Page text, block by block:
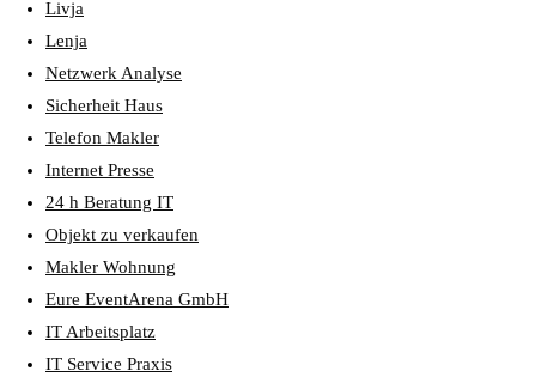
Livja
Lenja
Netzwerk Analyse
Sicherheit Haus
Telefon Makler
Internet Presse
24 h Beratung IT
Objekt zu verkaufen
Makler Wohnung
Eure EventArena GmbH
IT Arbeitsplatz
IT Service Praxis